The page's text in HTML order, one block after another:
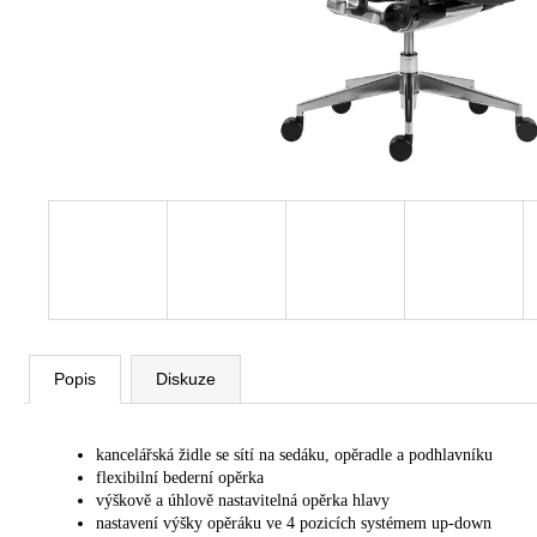
Popis Diskuze
kancelářská židle se sítí na sedáku, opěradle a podhlavníku
flexibilní bederní opěrka
výškově a úhlově nastavitelná opěrka hlavy
nastavení výšky opěráku ve 4 pozicích systémem up-down
VÝŠKOVĚ STAVITELNÝ STŮL ALFA
UP, 160 X 80 CM, VÝŠKA 63 - 129 CM